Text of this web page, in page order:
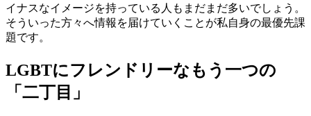
イナスなイメージを持っている人もまだまだ多いでしょう。
そういった方々へ情報を届けていくことが私自身の最優先課
題です。
LGBTにフレンドリーなもう一つの
「二丁目」